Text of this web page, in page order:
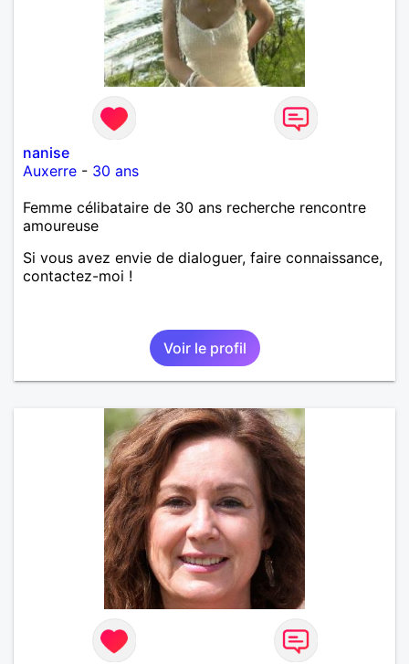
nanise
Auxerre - 30 ans
Femme célibataire de 30 ans recherche rencontre
amoureuse
Si vous avez envie de dialoguer, faire connaissance,
contactez-moi !
Voir le profil